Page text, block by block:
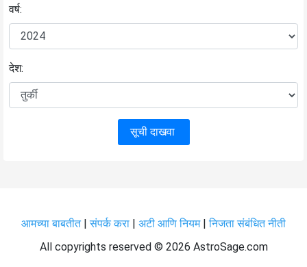
वर्ष:
देश:
सूची दाखवा
आमच्या बाबतीत |संपर्क करा | अटी आणि नियम|निजता संबंधित नीती
All copyrights reserved © 2026 AstroSage.com